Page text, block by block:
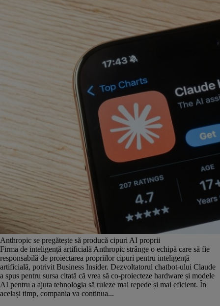
Anthropic se pregătește să producă cipuri AI proprii
Firma de inteligență artificială Anthropic strânge o echipă care să fie
responsabilă de proiectarea propriilor cipuri pentru inteligență
artificială, potrivit Business Insider. Dezvoltatorul chatbot-ului Claude
a spus pentru sursa citată că vrea să co-proiecteze hardware și modele
AI pentru a ajuta tehnologia să ruleze mai repede și mai eficient. În
același timp, compania va continua...